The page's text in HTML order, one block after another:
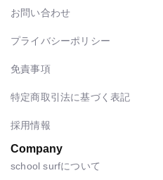
お問い合わせ
プライバシーポリシー
免責事項
特定商取引法に基づく表記
採用情報
Company
school surfについて